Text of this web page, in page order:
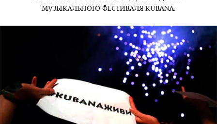
МУЗЫКАЛЬНОГО ФЕСТИВАЛЯ KUBANA.